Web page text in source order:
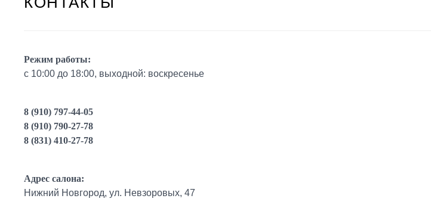
Режим работы:
с 10:00 до 18:00, выходной: воскресенье
8 (910) 797-44-05
8 (910) 790-27-78
8 (831) 410-27-78
Адрес салона:
Нижний Новгород, ул. Невзоровых, 47